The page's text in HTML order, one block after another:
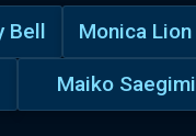
Bell Monica Lion
Maiko Saegimi